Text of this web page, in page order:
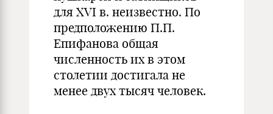
для XVI в. неизвестно. По
предположению П.П.
Епифанова общая
численность их в этом
столетии достигала не
менее двух тысяч человек.